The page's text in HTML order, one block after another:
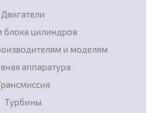
Двигатели
блока цилиндров
и моделям
аппаратура
Турбины